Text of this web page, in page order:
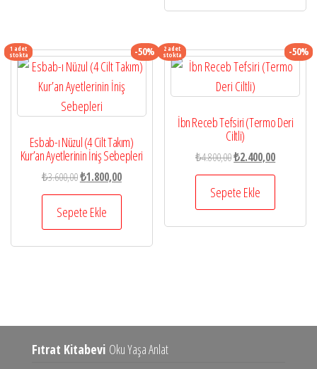
1 adet
stokta -50%
Esbab-ı Nüzul (4 Cilt Takım)
Kur’an Ayetlerinin İniş Sebepleri
₺3.600,00Orijinal
fiyat:
₺3.600,00.
₺1.800,00Şu
andaki
₺1.800,00.
Sepete Ekle
2 adet
stokta -50%
İbn Receb Tefsiri (Termo Deri
Ciltli)
₺4.800,00Orijinal
fiyat:
₺4.800,00.
₺2.400,00Şu
andaki
₺2.400,00.
Sepete Ekle
Fıtrat Kitabevi Oku Yaşa Anlat